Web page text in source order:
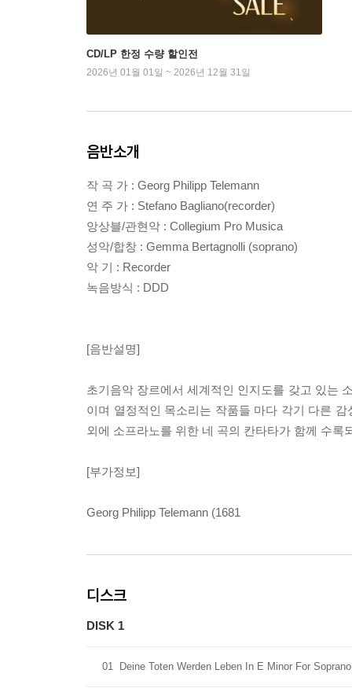
CD/LP 한정 수량 할인전
2026년 01월 01일 ~ 2026년 12월 31일
음반소개
작 곡 가 : Georg Philipp Telemann
연 주 가 : Stefano Bagliano(recorder)
앙상블/관현악 : Collegium Pro Musica
성악/합창 : Gemma Bertagnolli (soprano)
악 기 : Recorder
녹음방식 : DDD
[음반설명]
초기음악 장르에서 세계적인 인지도를 갖고 있는
이며 열정적인 목소리는 작품들 마다 각기 다른
외에 소프라노를 위한 네 곡의 칸타타가 함께 수록
[부가정보]
Georg Philipp Telemann (1681
디스크
DISK 1
01 Deine Toten Werden Leben In E Minor For